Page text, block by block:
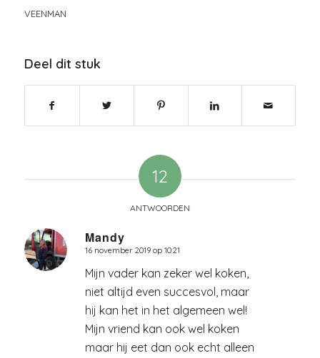
VEENMAN
Deel dit stuk
12
ANTWOORDEN
Mandy
zegt:
16 november 2019 op 10:21
Mijn vader kan zeker wel koken,
niet altijd even succesvol, maar
hij kan het in het algemeen wel!
Mijn vriend kan ook wel koken
maar hij eet dan ook echt alleen